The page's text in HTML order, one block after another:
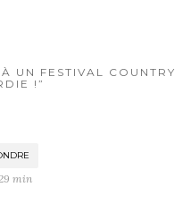
UN FESTIVAL COUNTRY
!”
min